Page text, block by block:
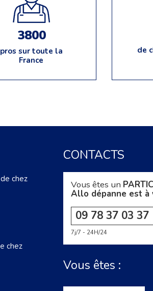
3800
pros sur toute la
France
de
chez
chez
CONTACTS
Vous êtes un
Allo dépanne est à
09 78 37 03 37
7j/7 - 24H/24
Vous êtes :